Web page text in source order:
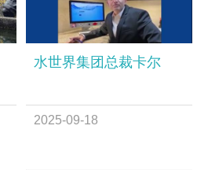
水世界集团总裁卡尔
2025-09-18